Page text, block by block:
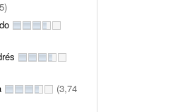
(3,74